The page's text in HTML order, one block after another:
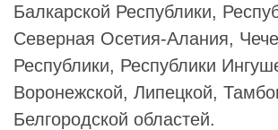
Балкарской Республики,
Северная Осетия-Алания,
Республики, Республики
Воронежской, Липецкой,
Белгородской областей.